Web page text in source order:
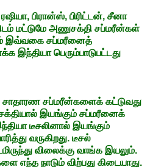
பிரான்ஸ், பிரிட்டன், சீனா
மட்டுமே அணுசக்தி சப்மரீன்கள்
இவ்வகை சப்மரீனைத்
இந்தியா பெரும்பாடுபட்டது
சப்மரீன்களைக் கட்டுவது
இயங்கும் சப்மரீனைக்
டீசலினால் இயங்கும்
வருகிறது. டீசல்
விலைக்கு வாங்க இயலும்.
நாடும் விற்பது கிடையாது.